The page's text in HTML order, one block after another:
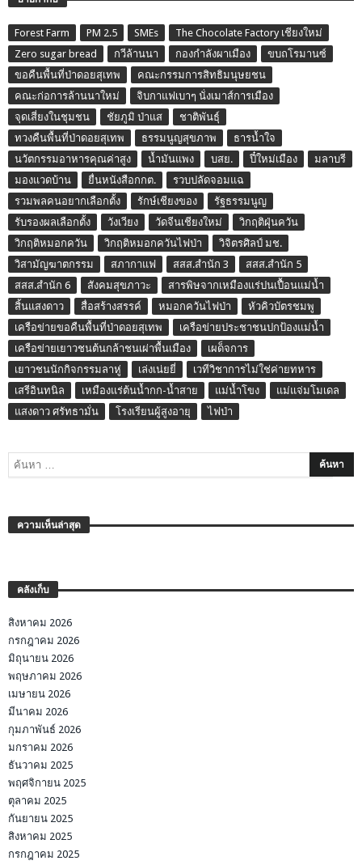
Forest Farm PM 2.5 SMEs
The Chocolate Factory เชียงใหม่
Zero sugar bread
กวีล้านนา กองกำลังผาเมือง
ขบถโรมานซ์
ขอคืนพื้นที่ป่าดอยสุเทพ
คณะกรรมการสิทธิมนุษยชน
คณะก่อการล้านนาใหม่
จิบกาแฟเบาๆ นั่งเมาส์การเมือง
จุดเสี่ยงในชุมชน
ชัยภูมิ ป่าแส
ชาติพันธุ์
ทวงคืนพื้นที่ป่าดอยสุเทพ
ธรรมนูญสุขภาพ
ธารน้ำใจ
นวัตกรรมอาหารคุณค่าสูง
น้ำมันแพง บสย. ปี๋ใหม่เมือง
มลาบรี
มองแวดบ้าน
ยื่นหนังสือกกต.
รวบปลัดจอมแฉ
รวมพลคนอยากเลือกตั้ง
รักษ์เชียงของ
รัฐธรรมนูญ
รับรองผลเลือกตั้ง
วังเวียง วัดจีนเชียงใหม่
วิกฤติฝุ่นควัน
วิกฤติหมอกควัน
วิกฤติหมอกควันไฟป่า
วิจิตรศิลป์ มช.
วิสามัญฆาตกรรม
สภากาแฟ สสส.สำนัก 3
สสส.สำนัก 5
สสส.สำนัก 6
สังคมสุขภาวะ
สารพิษจากเหมืองแร่ปนเปื้อนแม่น้ำ
สิ้นแสงดาว
สื่อสร้างสรรค์ หมอกควันไฟป่า
หัวคิวบัตรชมพู
เครือข่ายขอคืนพื้นที่ป่าดอยสุเทพ
เครือข่ายประชาชนปกป้องแม่น้ำ
เครือข่ายเยาวชนต้นกล้าชนเผ่าพื้นเมือง
เผด็จการ
เยาวชนนักกิจกรรมลาหู่
เล่งเน่ยยี่
เวทีวิชาการไม่ใช่ค่ายทหาร
เสรีอินทนิล
เหมืองแร่ต้นน้ำกก-น้ำสาย แม่น้ำโขง
แม่แจ่มโมเดล
แสงดาว ศรัทธามั่น
โรงเรียนผู้สูงอายุ ไฟป่า
ความเห็นล่าสุด
คลังเก็บ
สิงหาคม 2026
กรกฎาคม 2026
มิถุนายน 2026
พฤษภาคม 2026
เมษายน 2026
มีนาคม 2026
กุมภาพันธ์ 2026
มกราคม 2026
ธันวาคม 2025
พฤศจิกายน 2025
ตุลาคม 2025
กันยายน 2025
สิงหาคม 2025
กรกฎาคม 2025